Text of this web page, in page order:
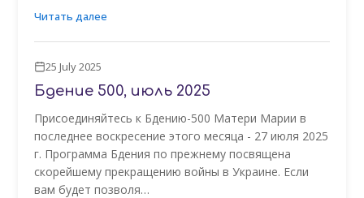
Читать далее
25 July 2025
Бдение 500, июль 2025
Присоединяйтесь к Бдению-500 Матери Марии в
последнее воскресение этого месяца - 27 июля 2025
г. Программа Бдения по прежнему посвящена
скорейшему прекращению войны в Украине. Если
вам будет позволя…